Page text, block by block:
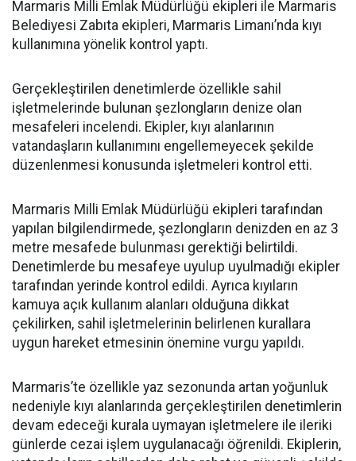
Marmaris Milli Emlak Müdürlüğü ekipleri ile Marmaris
Belediyesi Zabıta ekipleri, Marmaris Limanı’nda kıyı
kullanımına yönelik kontrol yaptı.
Gerçekleştirilen denetimlerde özellikle sahil
işletmelerinde bulunan şezlongların denize olan
mesafeleri incelendi. Ekipler, kıyı alanlarının
vatandaşların kullanımını engellemeyecek şekilde
düzenlenmesi konusunda işletmeleri kontrol etti.
Marmaris Milli Emlak Müdürlüğü ekipleri tarafından
yapılan bilgilendirmede, şezlongların denizden en az 3
metre mesafede bulunması gerektiği belirtildi.
Denetimlerde bu mesafeye uyulup uyulmadığı ekipler
tarafından yerinde kontrol edildi. Ayrıca kıyıların
kamuya açık kullanım alanları olduğuna dikkat
çekilirken, sahil işletmelerinin belirlenen kurallara
uygun hareket etmesinin önemine vurgu yapıldı.
Marmaris’te özellikle yaz sezonunda artan yoğunluk
nedeniyle kıyı alanlarında gerçekleştirilen denetimlerin
devam edeceği kurala uymayan işletmelere ile ileriki
günlerde cezai işlem uygulanacağı öğrenildi. Ekiplerin,